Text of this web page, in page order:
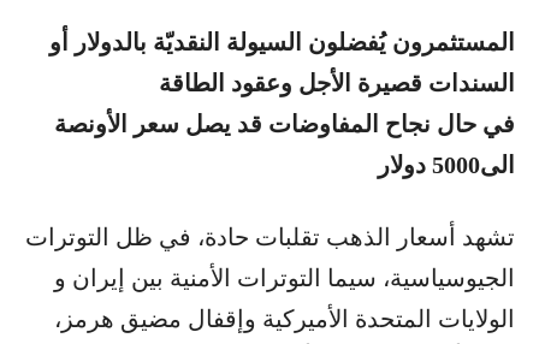
المستثمرون يُفضلون السيولة النقديّة بالدولار أو
السندات قصيرة الأجل وعقود الطاقة
في حال نجاح المفاوضات قد يصل سعر الأونصة
الى5000 دولار
تشهد أسعار الذهب تقلبات حادة، في ظل التوترات
الجيوسياسية، سيما التوترات الأمنية بين إيران و
الولايات المتحدة الأميركية وإقفال مضيق هرمز،